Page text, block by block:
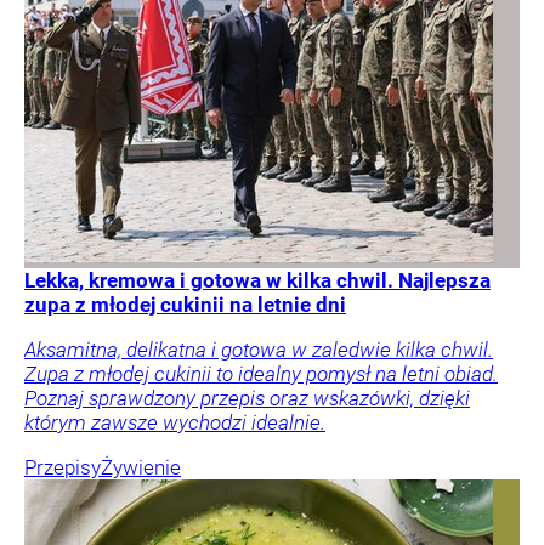
Lekka, kremowa i gotowa w kilka chwil. Najlepsza
zupa z młodej cukinii na letnie dni
Aksamitna, delikatna i gotowa w zaledwie kilka chwil.
Zupa z młodej cukinii to idealny pomysł na letni obiad.
Poznaj sprawdzony przepis oraz wskazówki, dzięki
którym zawsze wychodzi idealnie.
PrzepisyŻywienie